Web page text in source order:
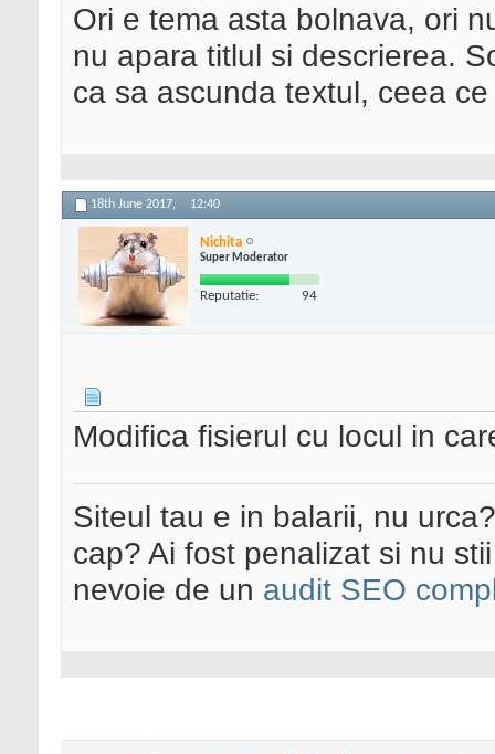
Ori e tema asta bolnava, ori
nu apara titlul si descrierea.
ca sa ascunda textul, ceea
18th June 2017, 12:40
Nichita
Super Moderator
Reputatie: 94
Modifica fisierul cu locul in
Siteul tau e in balarii, nu
cap? Ai fost penalizat si nu
nevoie de un audit SEO